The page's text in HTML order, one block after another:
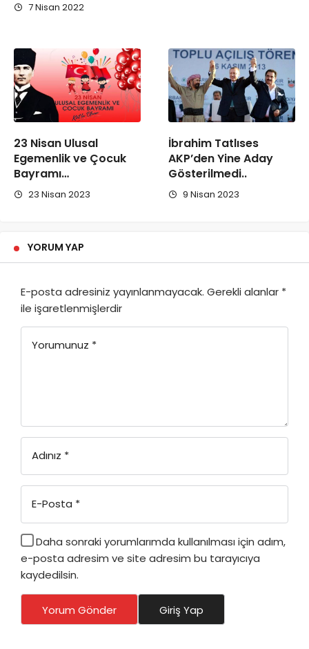
7 Nisan 2022
23 Nisan Ulusal
Egemenlik ve Çocuk
Bayramı…
23 Nisan 2023
İbrahim Tatlıses
AKP’den Yine Aday
Gösterilmedi..
9 Nisan 2023
YORUM YAP
E-posta adresiniz yayınlanmayacak. Gerekli alanlar *
ile işaretlenmişlerdir
Yorumunuz *
Adınız *
E-Posta *
Daha sonraki yorumlarımda kullanılması için adım,
e-posta adresim ve site adresim bu tarayıcıya
kaydedilsin.
Yorum Gönder Giriş Yap